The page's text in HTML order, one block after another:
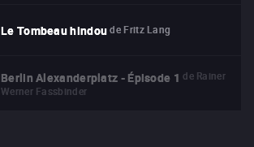
Le Tombeau hindou de Fritz Lang
Berlin Alexanderplatz - Épisode 1 de Rainer
Werner Fassbinder